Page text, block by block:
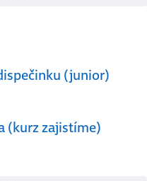
(junior)
(kurz zajistíme)